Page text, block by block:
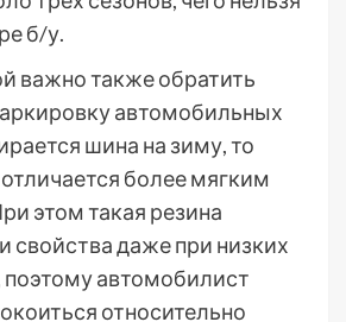
б/у.
важно также обратить
автомобильных
шина на зиму, то
более мягким
этом такая резина
свойства даже при низких
поэтому автомобилист
относительно